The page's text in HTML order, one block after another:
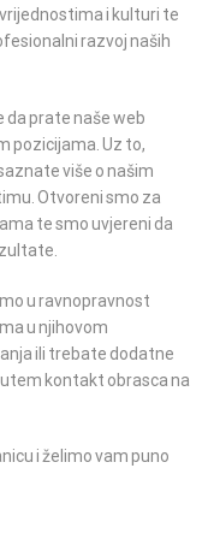
i kulturi te
razvoj naših
prate naše web
pozicijama. Uz to,
više o našim
Otvoreni smo za
te smo uvjereni da
u ravnopravnost
u njihovom
ili trebate dodatne
kontakt obrasca na
i želimo vam puno